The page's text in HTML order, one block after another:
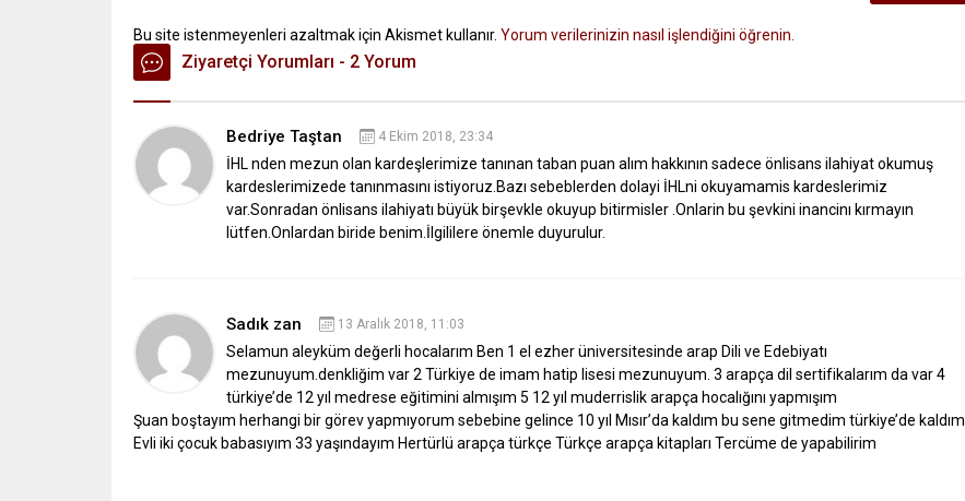
Bu site istenmeyenleri azaltmak için Akismet kullanır. Yorum verilerinizin nasıl işlendiğini öğrenin.
Ziyaretçi Yorumları - 2 Yorum
Bedriye Taştan 4 Ekim 2018, 23:34
İHL nden mezun olan kardeşlerimize tanınan taban puan alım hakkının sadece önlisans ilahiyat okumuş
kardeslerimizede tanınmasını istiyoruz.Bazı sebeblerden dolayi İHLni okuyamamis kardeslerimiz
var.Sonradan önlisans ilahiyatı büyük birşevkle okuyup bitirmisler .Onlarin bu şevkini inancinı kırmayın
lütfen.Onlardan biride benim.İlgililere önemle duyurulur.
Sadık zan 13 Aralık 2018, 11:03
Selamun aleyküm değerli hocalarım Ben 1 el ezher üniversitesinde arap Dili ve Edebiyatı
mezunuyum.denkliğim var2 Türkiye de imam hatip lisesi mezunuyum. 3 arapça dil sertifikalarım da var4
türkiye’de 12 yıl medrese eğitimini almışım 5 12 yıl muderrislik arapça hocalığını yapmışım
Şuan boştayım herhangi bir görev yapmıyorum sebebine gelince 10 yıl Mısır’da kaldım bu sene gitmedim türkiye’de kaldım
Evli iki çocuk babasıyım 33 yaşındayım Hertürlü arapça türkçe Türkçe arapça kitapları Tercüme de yapabilirim